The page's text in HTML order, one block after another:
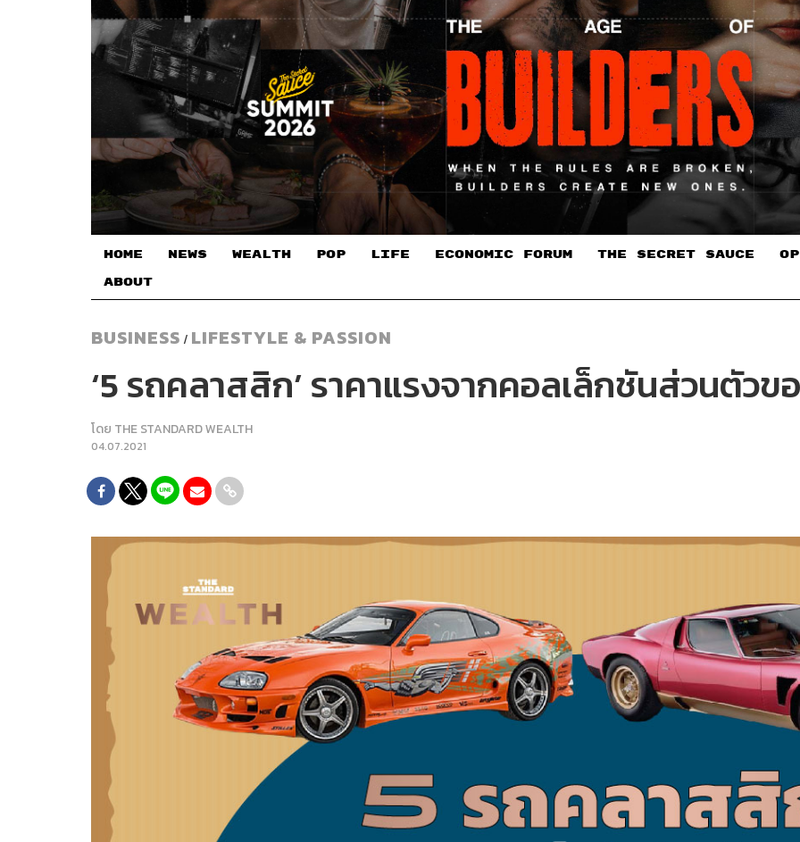
HOME NEWS WEALTH POP LIFE ECONOMIC FORUM THE SECRET SAUCE​
ABOUT
BUSINESS / LIFESTYLE & PASSION
‘5 รถคลาสสิก’ ราคาแรงจากคอลเล็กชันส่วนตัว
โดย THE STANDARD WEALTH
04.07.2021